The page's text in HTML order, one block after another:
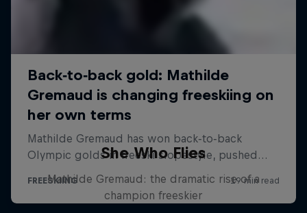
She Who Flies
Mathilde Gremaud: the dramatic rise of a
champion freeskier